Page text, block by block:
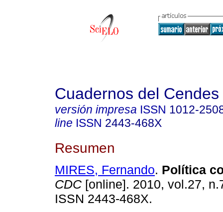
Cuadernos del Cendes
versión impresa ISSN 1012-
line ISSN 2443-468X
Resumen
MIRES, Fernando. Política
CDC [online]. 2010, vol.27,
ISSN 2443-468X.